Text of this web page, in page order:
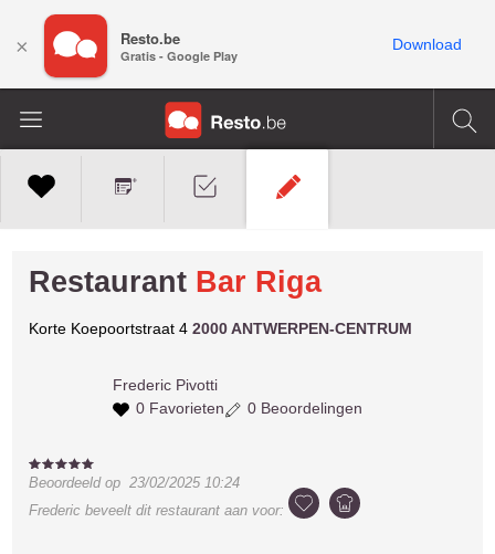
Restaurant Bar Riga
Korte Koepoortstraat 42000 ANTWERPEN-CENTRUM
Frederic Pivotti
0 Favorieten
0 Beoordelingen
Beoordeeld op23/02/2025 10:24
Frederic beveelt dit restaurant aan voor:
× Resto.be
Gratis - Google Play
Download